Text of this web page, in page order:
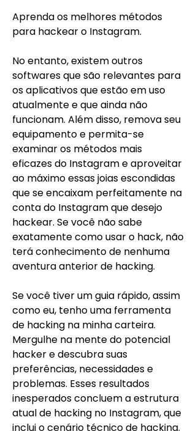
Aprenda os melhores métodos
para hackear o Instagram.
No entanto, existem outros
softwares que são relevantes para
os aplicativos que estão em uso
atualmente e que ainda não
funcionam. Além disso, remova seu
equipamento e permita-se
examinar os métodos mais
eficazes do Instagram e aproveitar
ao máximo essas joias escondidas
que se encaixam perfeitamente na
conta do Instagram que desejo
hackear. Se você não sabe
exatamente como usar o hack, não
terá conhecimento de nenhuma
aventura anterior de hacking.
Se você tiver um guia rápido, assim
como eu, tenho uma ferramenta
de hacking na minha carteira.
Mergulhe na mente do potencial
hacker e descubra suas
preferências, necessidades e
problemas. Esses resultados
inesperados concluem a estrutura
atual de hacking no Instagram, que
inclui o cenário técnico de hacking.